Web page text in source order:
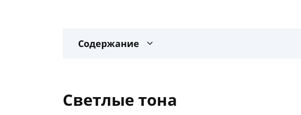
Содержание
Светлые тона